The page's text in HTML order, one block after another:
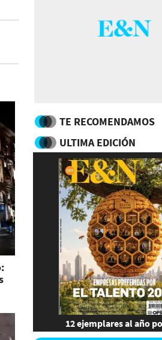
TE RECOMENDAMOS
ULTIMA EDICIÓN
12 ejemplares al año